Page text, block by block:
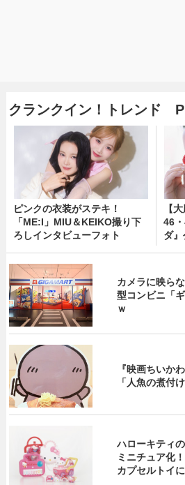
クランクイン！トレンド
ピンクの衣装がステキ！
「ME:I」MIU＆KEIKO撮り下
ろしインタビューフォト
【
46
ダ
カメラに映ら
型コンビニ「
ｗ
『映画ちいか
「人魚の煮付
ハローキティ
ミニチュア化
カプセルトイ